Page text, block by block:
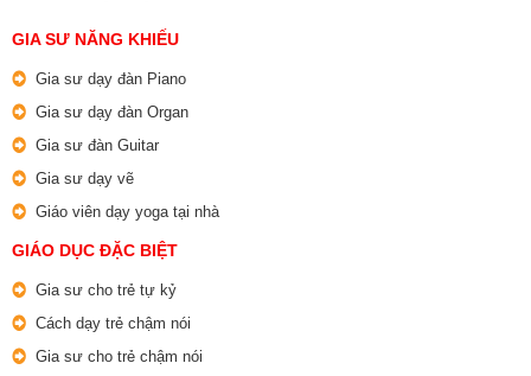
GIA SƯ NĂNG KHIẾU
Gia sư dạy đàn Piano
Gia sư dạy đàn Organ
Gia sư đàn Guitar
Gia sư dạy vẽ
Giáo viên dạy yoga tại nhà
GIÁO DỤC ĐẶC BIỆT
Gia sư cho trẻ tự kỷ
Cách dạy trẻ chậm nói
Gia sư cho trẻ chậm nói